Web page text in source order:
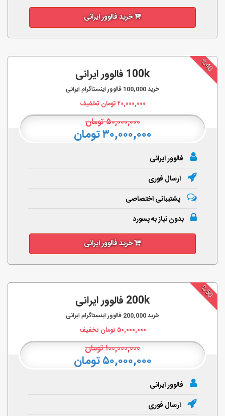
خرید فالوور ایرانی
%40
100k فالوور ایرانی
خرید100,000 فالوور اینستاگرام ایرانی
۲۰,۰۰۰,۰۰۰تومان تخفیف
۵۰,۰۰۰,۰۰۰تومان
۳۰,۰۰۰,۰۰۰ تومان
فالوور ایرانی
ارسال فوری
پشتیبانی اختصاصی
بدون نیاز به پسورد
خرید فالوور ایرانی
%50
200k فالوور ایرانی
خرید200,000 فالوور اینستاگرام ایرانی
۵۰,۰۰۰,۰۰۰تومان تخفیف
۱۰۰,۰۰۰,۰۰۰تومان
۵۰,۰۰۰,۰۰۰ تومان
فالوور ایرانی
ارسال فوری